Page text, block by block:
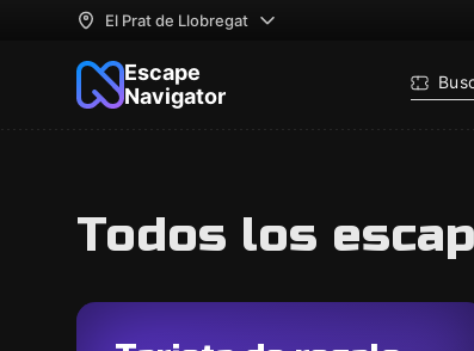
El Prat de Llobregat
Escape
Navigator
Todos los